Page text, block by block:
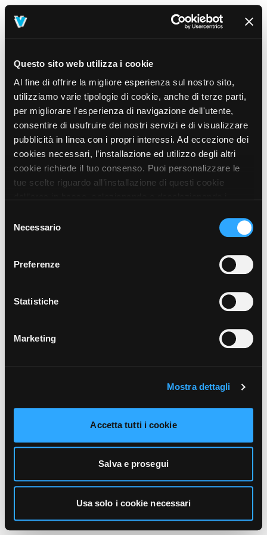
Questo sito web utilizza i cookie
Al fine di offrire la migliore esperienza sul nostro sito,
utilizziamo varie tipologie di cookie, anche di terze parti,
per migliorare l'esperienza di navigazione dell'utente,
consentire di usufruire dei nostri servizi e di visualizzare
pubblicità in linea con i propri interessi. Ad eccezione dei
cookies necessari, l’installazione ed utilizzo degli altri
cookie richiede il tuo consenso. Puoi personalizzare le
tue scelte riguardo all’installazione di questi cookie
prosegui” o decidere di accettare tutti i cookie, cliccando
sul pulsante “Accetta tutti i cookie”. Cliccando sul tasto
unicamente i cookie necessari alla navigazione. Per
funzionamento, puoi prendere visione dell’informativa
cliccando qui.
delNecessario
Preferenze
Statistiche
Marketing
Mostra dettagli
Accetta tutti i cookie
Salva e prosegui
Usa solo i cookie necessari
404